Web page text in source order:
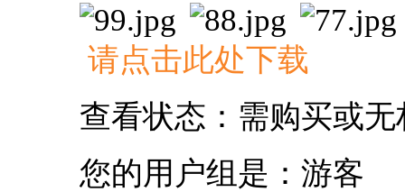
请点击此处下载
查看状态：需购买或无
您的用户组是：游客